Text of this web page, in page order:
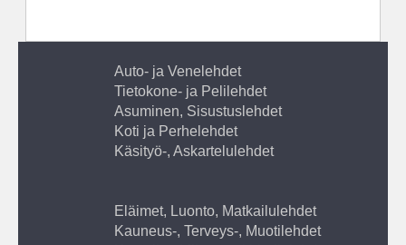
Auto- ja Venelehdet
Tietokone- ja Pelilehdet
Asuminen, Sisustuslehdet
Koti ja Perhelehdet
Käsityö-, Askartelulehdet
Eläimet, Luonto, Matkailulehdet
Kauneus-, Terveys-, Muotilehdet